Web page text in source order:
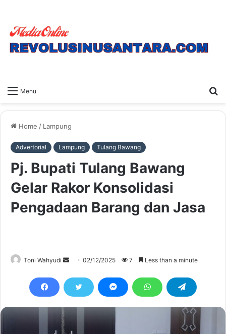
Menu
Home / Lampung
Advertorial Lampung Tulang Bawang
Pj. Bupati Tulang Bawang
Gelar Rakor Konsolidasi
Pengadaan Barang dan Jasa
Toni Wahyudi
Send
email
02/12/2025 7 Less than a minute